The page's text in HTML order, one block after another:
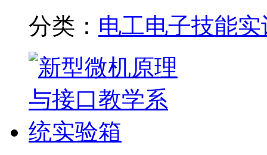
分类： 电工电子技能